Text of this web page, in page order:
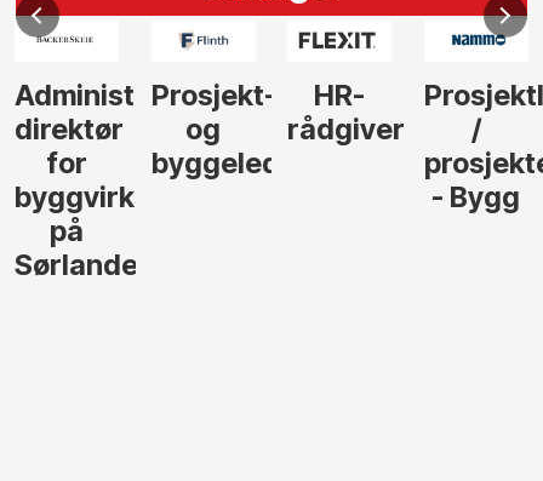
Administrerende
direktør
for
byggvirksomhet
på
Sørlandet
Prosjekt-
og
byggeleder
HR-
rådgiver
/
- Bygg